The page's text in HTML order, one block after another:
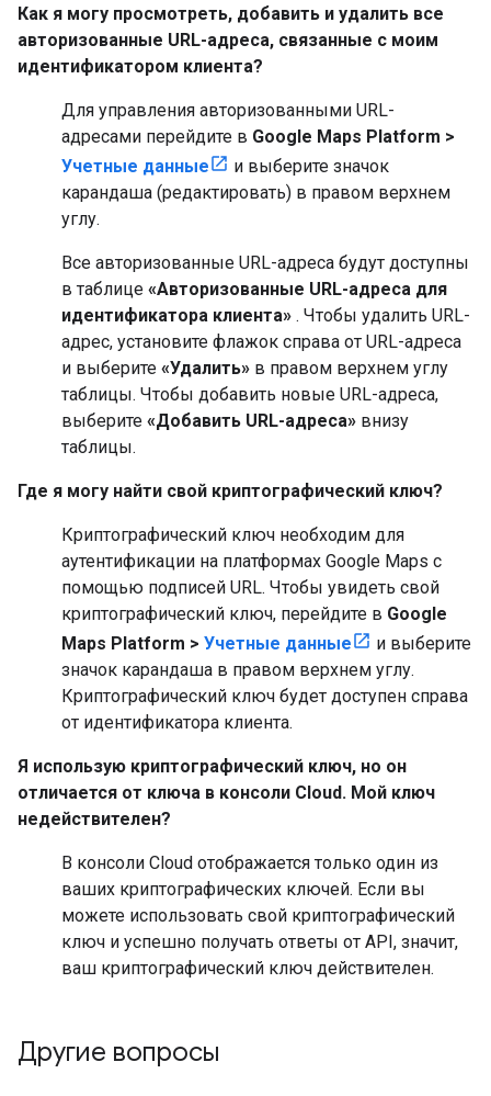
Как я могу просмотреть, добавить и удалить все
авторизованные URL-адреса, связанные с моим
идентификатором клиента?
Для управления авторизованными URL-
адресами перейдите в Google Maps Platform >
Учетные данные
и выберите значок
карандаша (редактировать) в правом верхнем
углу.
Все авторизованные URL-адреса будут доступны
в таблице «Авторизованные URL-адреса для
идентификатора клиента» . Чтобы удалить URL-
адрес, установите флажок справа от URL-адреса
и выберите «Удалить» в правом верхнем углу
таблицы. Чтобы добавить новые URL-адреса,
выберите «Добавить URL-адреса» внизу
таблицы.
Где я могу найти свой криптографический ключ?
Криптографический ключ необходим для
аутентификации на платформах Google Maps с
помощью подписей URL. Чтобы увидеть свой
криптографический ключ, перейдите в Google
Maps Platform > Учетные данные
и выберите
значок карандаша в правом верхнем углу.
Криптографический ключ будет доступен справа
от идентификатора клиента.
Я использую криптографический ключ, но он
отличается от ключа в консоли Cloud. Мой ключ
недействителен?
В консоли Cloud отображается только один из
ваших криптографических ключей. Если вы
можете использовать свой криптографический
ключ и успешно получать ответы от API, значит,
ваш криптографический ключ действителен.
Другие вопросы